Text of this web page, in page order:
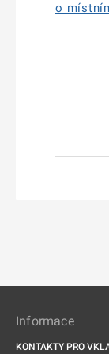
o
Informace
KONTAKTY PRO